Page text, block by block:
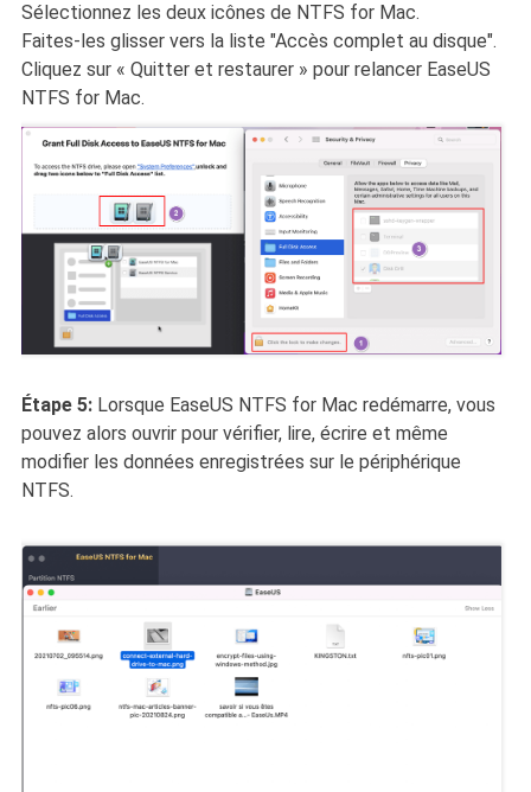
Sélectionnez les deux icônes de NTFS for Mac.
Faites-les glisser vers la liste "Accès complet au disque".
Cliquez sur « Quitter et restaurer » pour relancer EaseUS
NTFS for Mac.
Étape 5: Lorsque EaseUS NTFS for Mac redémarre, vous
pouvez alors ouvrir pour vérifier, lire, écrire et même
modifier les données enregistrées sur le périphérique
NTFS.